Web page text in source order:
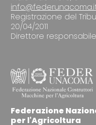
Registrazione del
20/04/2011
Direttore
Federazione
per l'Agricoltura